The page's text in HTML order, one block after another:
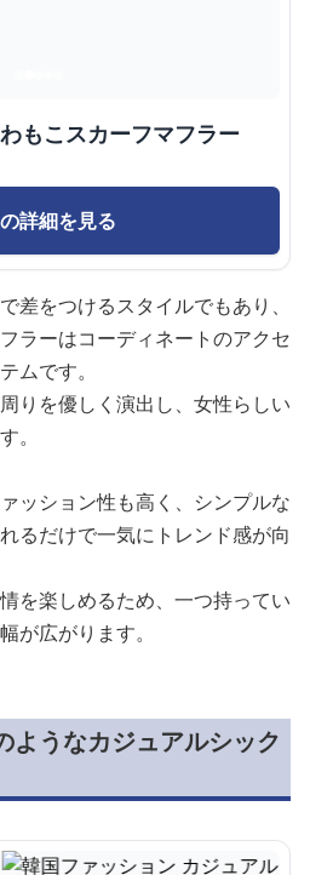
もこスカーフマフラー
詳細を見る
差をつけるスタイルでもあり、
ラーはコーディネートのアクセ
ムです。
りを優しく演出し、女性らしい
。
ッション性も高く、シンプルな
るだけで一気にトレンド感が向
を楽しめるため、一つ持ってい
が広がります。
ようなカジュアルシック